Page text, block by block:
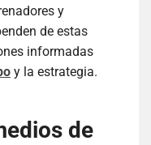
y
de estas
informadas
y la estrategia.
de